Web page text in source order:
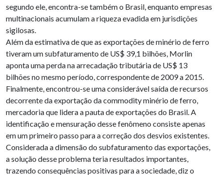
segundo ele, encontra-se também o Brasil, enquanto empresas
multinacionais acumulam a riqueza evadida em jurisdições
sigilosas.
Além da estimativa de que as exportações de minério de ferro
tiveram um subfaturamento de US$ 39,1 bilhões, Morlin
aponta uma perda na arrecadação tributária de US$ 13
bilhões no mesmo período, correspondente de 2009 a 2015.
Finalmente, encontrou-se uma considerável saída de recursos
decorrente da exportação da commodity minério de ferro,
mercadoria que lidera a pauta de exportações do Brasil. A
identificação e mensuração desse fenômeno consiste apenas
em um primeiro passo para a correção dos desvios existentes.
Considerada a dimensão do subfaturamento das exportações,
a solução desse problema teria resultados importantes,
trazendo consequências positivas para a sociedade, diz o